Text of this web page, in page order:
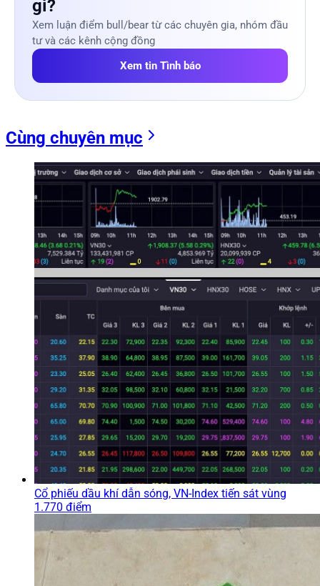
gì?
Xem luận điểm bull/bear từ các chuyên gia, nhóm đầu
tư và các kênh cộng đồng
Xem tin Tình báo
Cùng chuyên mục
Cổ phiếu dầu khí dẫn sóng, VN-Index tiến sát vùng
1.770 điểm